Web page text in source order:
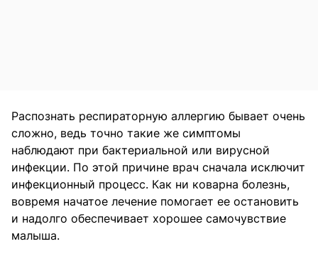
Распознать респираторную аллергию бывает очень
сложно, ведь точно такие же симптомы
наблюдают при бактериальной или вирусной
инфекции. По этой причине врач сначала исключит
инфекционный процесс. Как ни коварна болезнь,
вовремя начатое лечение помогает ее остановить
и надолго обеспечивает хорошее самочувствие
малыша.